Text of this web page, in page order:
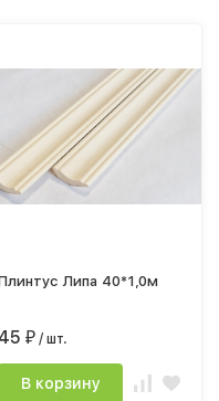
Липа 40*1,0м
45₽ / шт.
В корзину